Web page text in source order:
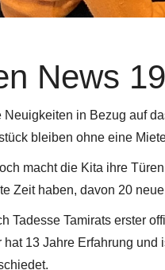
News
in Bezug auf
bleiben ohne eine
macht die Kita ihre
Zeit haben, davon 20
Tadesse Tamirats erster
hat 13 Jahre Erfahrung